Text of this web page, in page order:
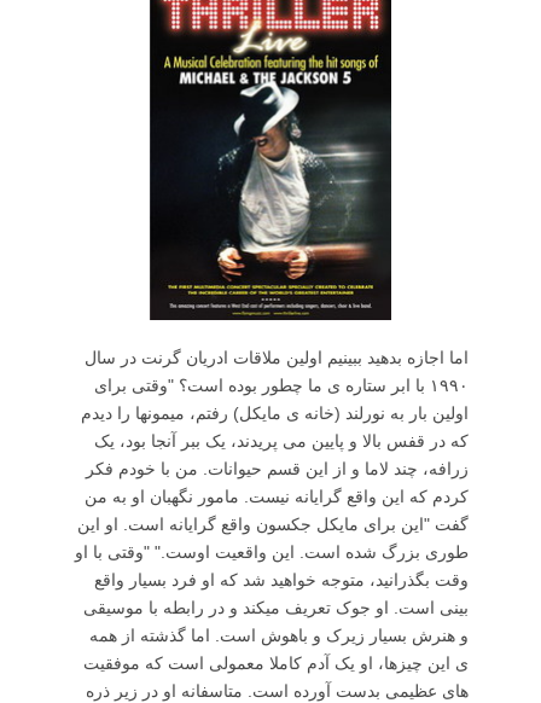
اما اجازه بدهید ببینیم اولین ملاقات ادریان گرنت در سال
۱۹۹۰ با ابر ستاره ی ما چطور بوده است؟ "وقتی برای
اولین بار به نورلند (خانه ی مایکل) رفتم، میمونها را دیدم
که در قفس بالا و پایین می پریدند، یک ببر آنجا بود، یک
زرافه، چند لاما و از این قسم حیوانات. من با خودم فکر
کردم که این واقع گرایانه نیست. مامور نگهبان او به من
گفت "این برای مایکل جکسون واقع گرایانه است. او این
طوری بزرگ شده است. این واقعیت اوست." "وقتی با او
وقت بگذرانید، متوجه خواهید شد که او فرد بسیار واقع
بینی است. او جوک تعریف میکند و در رابطه با موسیقی
و هنرش بسیار زیرک و باهوش است. اما گذشته از همه
ی این چیزها، او یک آدم کاملا معمولی است که موفقیت
های عظیمی بدست آورده است. متاسفانه او در زیر ذره